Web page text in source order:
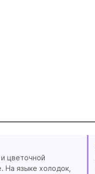
цветочной
На языке холодок,